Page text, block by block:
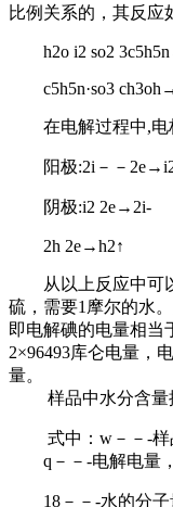
比例关系的，其反应
h2o i2 so2
c5h5n·so3
在电解过程中,电
阳极:2i－－
阴极:i2 2e→2i-
2h 2e→h2↑
从以上反应中可以
硫，需要1摩尔的水
即电解碘的电量相当
2×96493库仑电量，
量。
样品中水分含量
式中：w－－-样
q－－-电解电量，
18－－-水的分子